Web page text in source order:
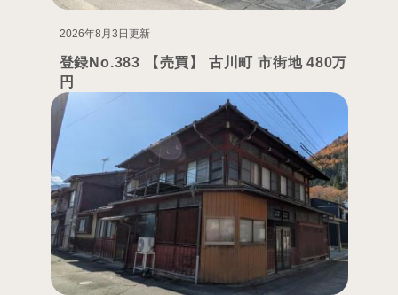
2026年8月3日更新
登録No.383 【売買】 古川町 市街地 480万
円